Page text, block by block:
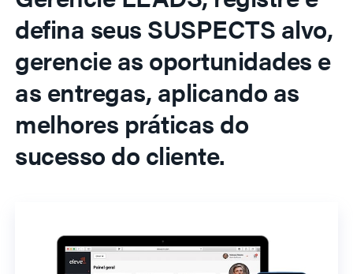
defina seus SUSPECTS alvo,
gerencie as oportunidades e
as entregas, aplicando as
melhores práticas do
sucesso do cliente.